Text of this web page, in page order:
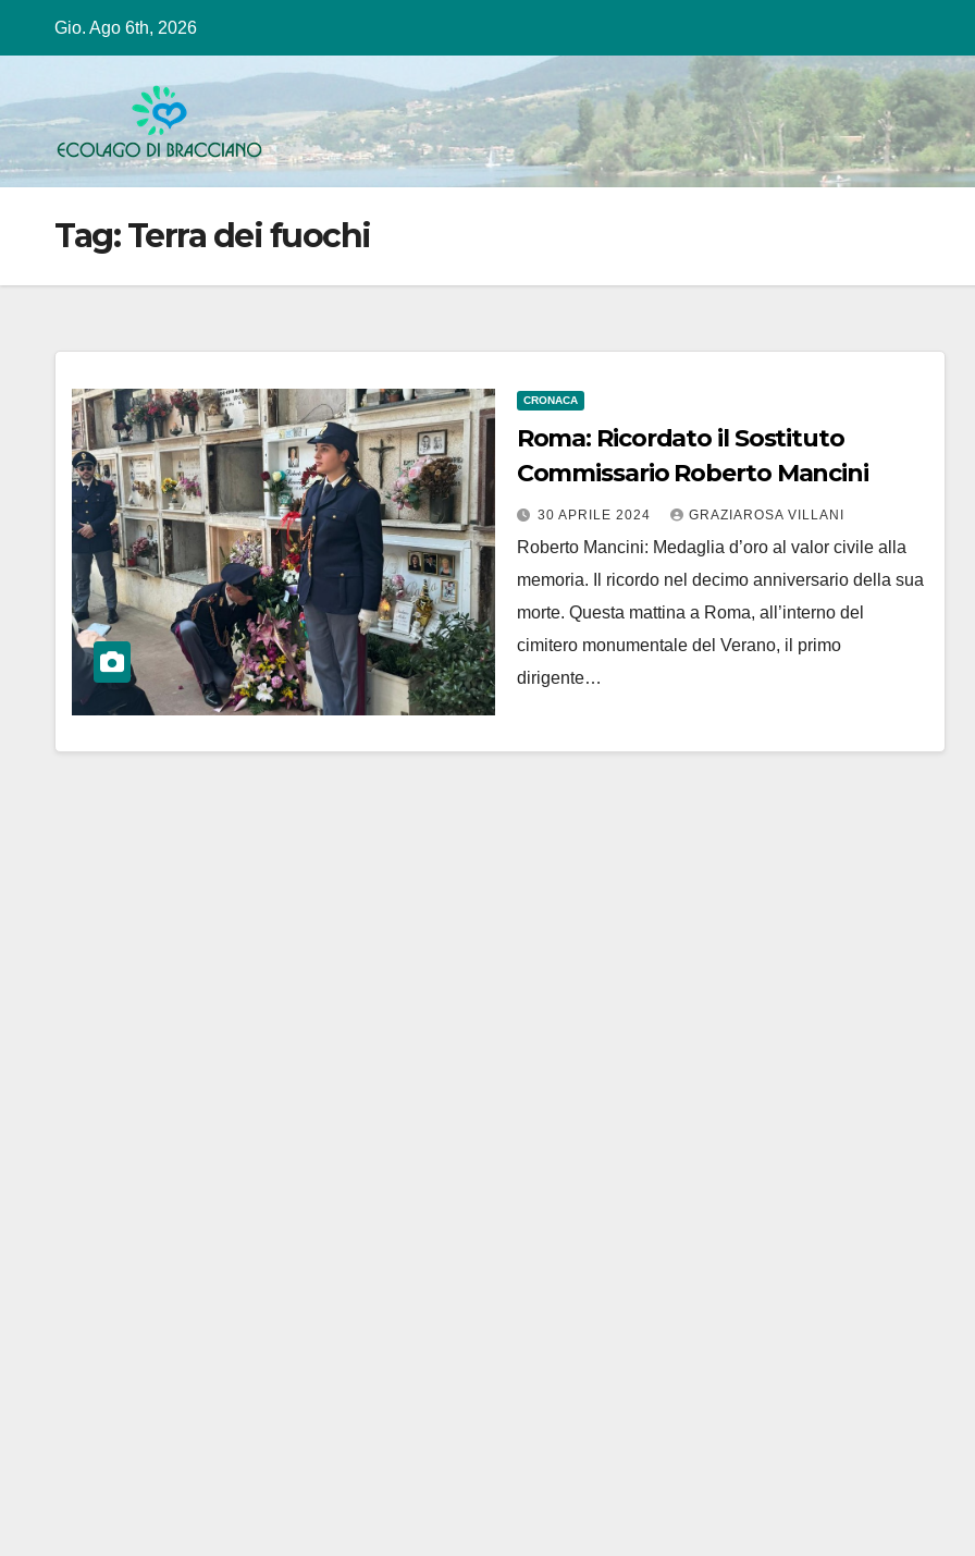
Gio. Ago 6th, 2026
Tag:Terra dei fuochi
CRONACA
Roma: Ricordato il Sostituto
Commissario Roberto Mancini
30 APRILE 2024 GRAZIAROSA VILLANI
Roberto Mancini: Medaglia d’oro al valor civile alla
memoria. Il ricordo nel decimo anniversario della sua
morte. Questa mattina a Roma, all’interno del
cimitero monumentale del Verano, il primo
dirigente…